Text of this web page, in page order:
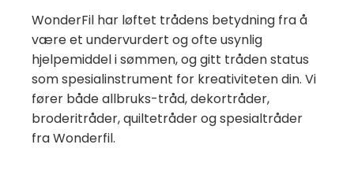
WonderFil har løftet trådens betydning fra å
være et undervurdert og ofte usynlig
hjelpemiddel i sømmen, og gitt tråden status
som spesialinstrument for kreativiteten din. Vi
fører både allbruks-tråd, dekortråder,
broderitråder, quiltetråder og spesialtråder
fra Wonderfil.